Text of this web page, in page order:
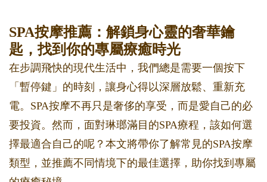
SPA按摩推薦：解鎖身心靈的奢華鑰
匙，找到你的專屬療癒時光
在步調飛快的現代生活中，我們總是需要一個按下
「暫停鍵」的時刻，讓身心得以深層放鬆、重新充
電。SPA按摩不再只是奢侈的享受，而是愛自己的必
要投資。然而，面對琳瑯滿目的SPA療程，該如何選
擇最適合自己的呢？本文將帶你了解常見的SPA按摩
類型，並推薦不同情境下的最佳選擇，助你找到專屬